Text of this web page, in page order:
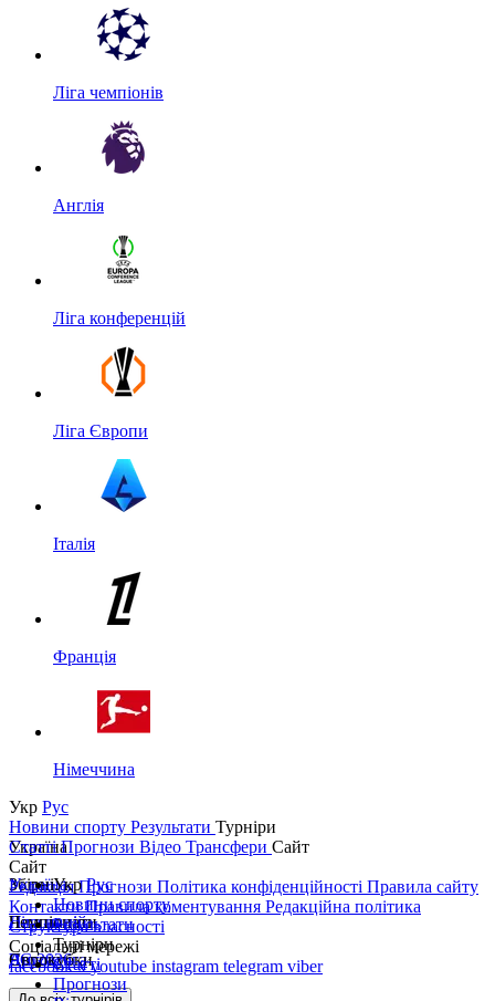
Ліга чемпіонів
Англія
Ліга конференцій
Ліга Європи
Італія
Франція
Німеччина
Укр Рус
Новини спорту Результати Турніри
Україна
Україна
Перша ліга
Друга ліга
Кубок України
Збірні
Ліга націй
ЧС 2026
Чемпіонати
Англія
Іспанія
Єврокубки
Ліга чемпіонів
СтаттіПрогнози Відео Трансфери Сайт
Сайт
РедакціяПрогнози Політика конфіденційності Правила сайту
КонтактиПравила коментування Редакційна політика
Структура власності
Соціальні мережі
facebookxyoutube instagram telegram viber
УкрРус
Новини спорту
Результати
Турніри
Статті
Прогнози